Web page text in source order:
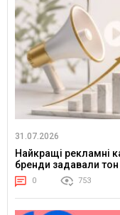
31.07.2026
Найкращі рекламні
бренди задавали тон
0 753